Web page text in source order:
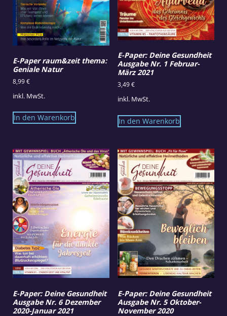
E-Paper raum&zeit thema:
Geniale Natur
8,99€
inkl. MwSt.
In den Warenkorb
E-Paper: Deine Gesundheit
Ausgabe Nr. 1 Februar-
März 2021
3,49€
inkl. MwSt.
In den Warenkorb
E-Paper: Deine Gesundheit
Ausgabe Nr. 6 Dezember
2020-Januar 2021
E-Paper: Deine Gesundheit
Ausgabe Nr. 5 Oktober-
November 2020